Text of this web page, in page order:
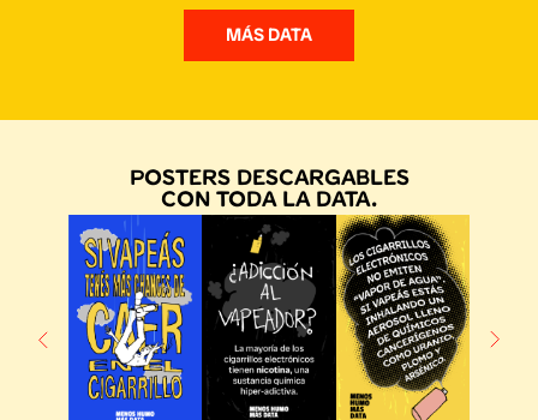
MÁS DATA
posters descargables
con toda la data.